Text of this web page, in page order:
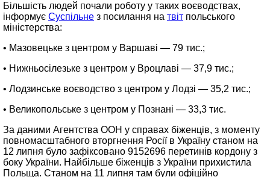
Більшість людей почали роботу у таких воєводствах,
інформує Суспільне з посилання на твіт польського
міністерства:
• Мазовецьке з центром у Варшаві — 79 тис.;
• Нижньосілезьке з центром у Вроцлаві — 37,9 тис.;
• Лодзинське воєводство з центром у Лодзі — 35,2 тис.;
• Великопольське з центром у Познані — 33,3 тис.
За даними Агентства ООН у справах біженців, з моменту
повномасштабного вторгнення Росії в Україну станом на
12 липня було зафіксовано 9152696 перетинів кордону з
боку України. Найбільше біженців з України прихистила
Польща. Станом на 11 липня там були офіційно